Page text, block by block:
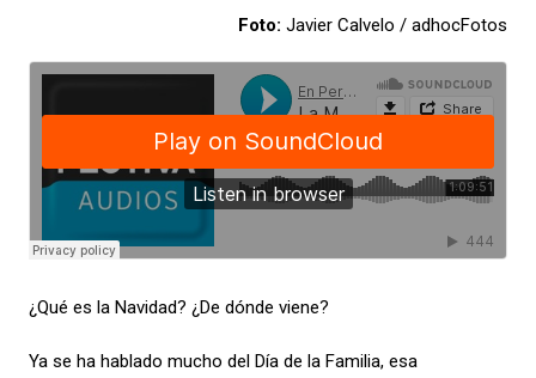
Foto: Javier Calvelo / adhocFotos
¿Qué es la Navidad? ¿De dónde viene?
Ya se ha hablado mucho del Día de la Familia, esa